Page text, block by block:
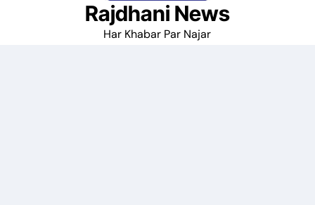
Rajdhani News
Har Khabar Par Najar